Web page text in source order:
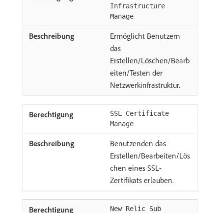
Infrastructure
Manage
Ermöglicht Benutzern
das
Erstellen/Löschen/Bearb
eiten/Testen der
Netzwerkinfrastruktur.
SSL Certificate
Manage
Benutzenden das
Erstellen/Bearbeiten/Lös
chen eines SSL-
Zertifikats erlauben.
New Relic Sub